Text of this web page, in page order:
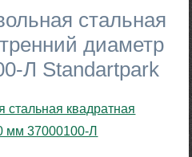
стальная
диаметр
Л Standartpark